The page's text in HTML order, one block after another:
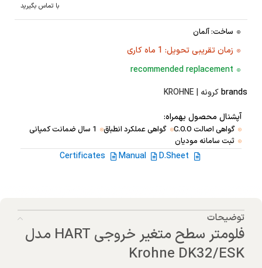
با تماس بگیرید
ساخت: آلمان
زمان تقریبی تحویل: 1 ماه کاری
recommended replacement
brandsکرونه | KROHNE
آپشنال محصول بهمراه:
گواهی اصالت C.O.O گواهی عملکرد انطباق
1 سال ضمانت کمپانی
ثبت سامانه مودیان
D.Sheet
Manual
Certificates
توضیحات
فلومتر سطح متغیر خروجی HART مدل
Krohne DK32/ESK